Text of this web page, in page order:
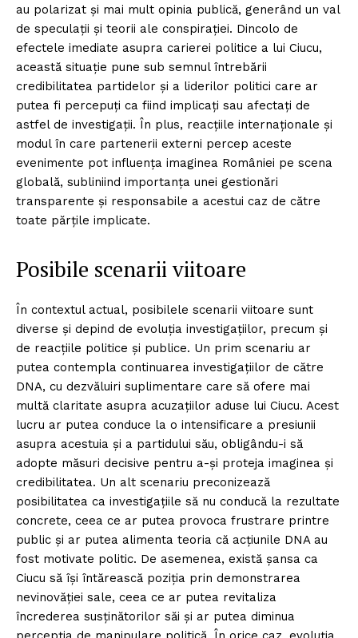
au polarizat și mai mult opinia publică, generând un val
de speculații și teorii ale conspirației. Dincolo de
efectele imediate asupra carierei politice a lui Ciucu,
această situație pune sub semnul întrebării
credibilitatea partidelor și a liderilor politici care ar
putea fi percepuți ca fiind implicați sau afectați de
astfel de investigații. În plus, reacțiile internaționale și
modul în care partenerii externi percep aceste
evenimente pot influența imaginea României pe scena
globală, subliniind importanța unei gestionări
transparente și responsabile a acestui caz de către
toate părțile implicate.
Posibile scenarii viitoare
În contextul actual, posibilele scenarii viitoare sunt
diverse și depind de evoluția investigațiilor, precum și
de reacțiile politice și publice. Un prim scenariu ar
putea contempla continuarea investigațiilor de către
DNA, cu dezvăluiri suplimentare care să ofere mai
multă claritate asupra acuzațiilor aduse lui Ciucu. Acest
lucru ar putea conduce la o intensificare a presiunii
asupra acestuia și a partidului său, obligându-i să
adopte măsuri decisive pentru a-și proteja imaginea și
credibilitatea. Un alt scenariu preconizează
posibilitatea ca investigațiile să nu conducă la rezultate
concrete, ceea ce ar putea provoca frustrare printre
public și ar putea alimenta teoria că acțiunile DNA au
fost motivate politic. De asemenea, există șansa ca
Ciucu să își întărească poziția prin demonstrarea
nevinovăției sale, ceea ce ar putea revitaliza
încrederea susținătorilor săi și ar putea diminua